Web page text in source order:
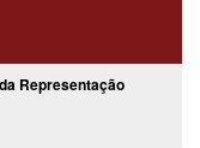
Representação